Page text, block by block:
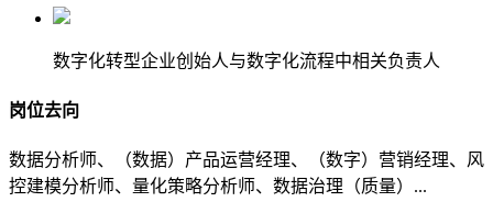
数字化转型企业创始人与数字化流程中相关负责人
岗位去向
数据分析师、（数据）产品运营经理、（数字）营销经理、风
控建模分析师、量化策略分析师、数据治理（质量）...